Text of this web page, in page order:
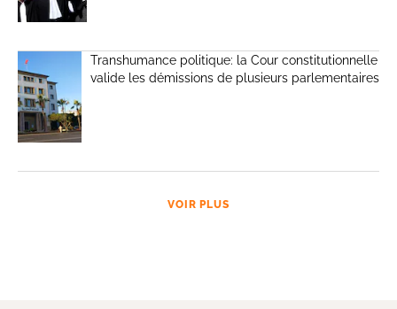
Transhumance politique: la Cour constitutionnelle
valide les démissions de plusieurs parlementaires
VOIR PLUS